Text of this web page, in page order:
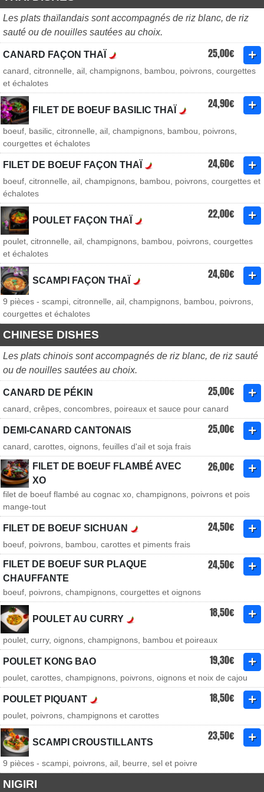
Les plats thaïlandais sont accompagnés de riz blanc, de riz
sauté ou de nouilles sautées au choix.
CANARD FAÇON THAÏ 25,00€
canard, citronnelle, ail, champignons, bambou, poivrons, courgettes
et échalotes
FILET DE BOEUF BASILIC THAÏ 24,90€
boeuf, basilic, citronnelle, ail, champignons, bambou, poivrons,
courgettes et échalotes
FILET DE BOEUF FAÇON THAÏ 24,60€
boeuf, citronnelle, ail, champignons, bambou, poivrons, courgettes et
échalotes
POULET FAÇON THAÏ 22,00€
poulet, citronnelle, ail, champignons, bambou, poivrons, courgettes
et échalotes
SCAMPI FAÇON THAÏ 24,60€
9 pièces - scampi, citronnelle, ail, champignons, bambou, poivrons,
courgettes et échalotes
CHINESE DISHES
Les plats chinois sont accompagnés de riz blanc, de riz sauté
ou de nouilles sautées au choix.
CANARD DE PÉKIN 25,00€
canard, crêpes, concombres, poireaux et sauce pour canard
DEMI-CANARD CANTONAIS 25,00€
canard, carottes, oignons, feuilles d'ail et soja frais
FILET DE BOEUF FLAMBÉ AVEC
XO
26,00€
filet de boeuf flambé au cognac xo, champignons, poivrons et pois
mange-tout
FILET DE BOEUF SICHUAN 24,50€
boeuf, poivrons, bambou, carottes et piments frais
FILET DE BOEUF SUR PLAQUE
CHAUFFANTE
24,50€
boeuf, poivrons, champignons, courgettes et oignons
POULET AU CURRY 18,50€
poulet, curry, oignons, champignons, bambou et poireaux
POULET KONG BAO 19,30€
poulet, carottes, champignons, poivrons, oignons et noix de cajou
POULET PIQUANT 18,50€
poulet, poivrons, champignons et carottes
SCAMPI CROUSTILLANTS 23,50€
9 pièces - scampi, poivrons, ail, beurre, sel et poivre
NIGIRI